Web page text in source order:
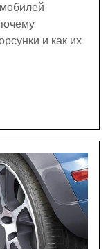
и как их